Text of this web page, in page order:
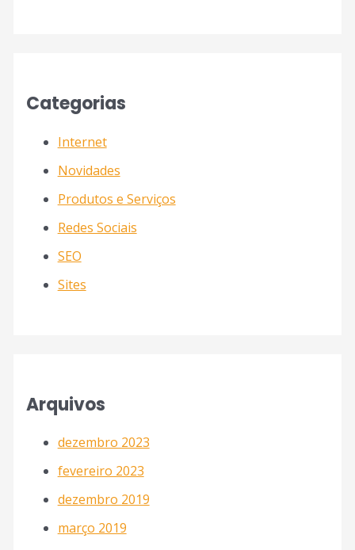
Categorias
Internet
Novidades
Produtos e Serviços
Redes Sociais
SEO
Sites
Arquivos
dezembro 2023
fevereiro 2023
dezembro 2019
março 2019